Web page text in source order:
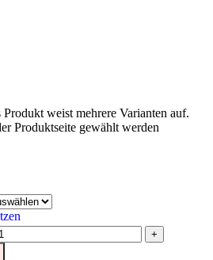
Produkt weist mehrere Varianten auf.
Produktseite gewählt werden
+